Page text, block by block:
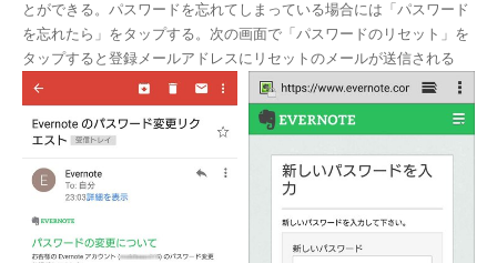
とができる。パスワードを忘れてしまっている場合には「パスワード
を忘れたら」をタップする。次の画面で「パスワードのリセット」を
タップすると登録メールアドレスにリセットのメールが送信される